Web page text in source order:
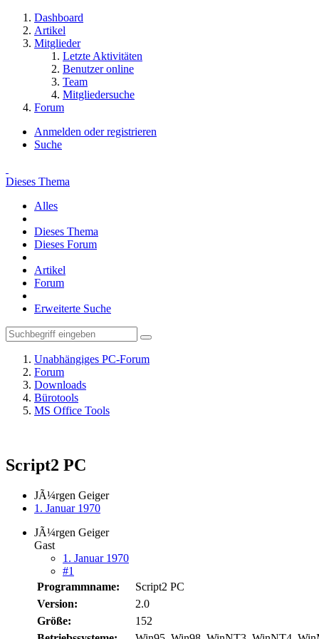
Dashboard
Artikel
Mitglieder
Letzte Aktivitäten
Benutzer online
Team
Mitgliedersuche
Forum
Anmelden oder registrieren
Suche
Dieses Thema
Alles
Dieses Thema
Dieses Forum
Artikel
Forum
Erweiterte Suche
Unabhängiges PC-Forum
Forum
Downloads
Bürotools
MS Office Tools
Script2 PC
JÃ¼rgen Geiger
1. Januar 1970
JÃ¼rgen Geiger
Gast
1. Januar 1970
#1
Programmname:
Script2 PC
Version:
2.0
Größe:
152